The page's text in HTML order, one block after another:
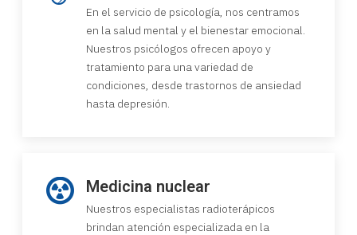
En el servicio de psicología, nos centramos
en la salud mental y el bienestar emocional.
Nuestros psicólogos ofrecen apoyo y
tratamiento para una variedad de
condiciones, desde trastornos de ansiedad
hasta depresión.
Medicina nuclear
Nuestros especialistas radioterápicos
brindan atención especializada en la